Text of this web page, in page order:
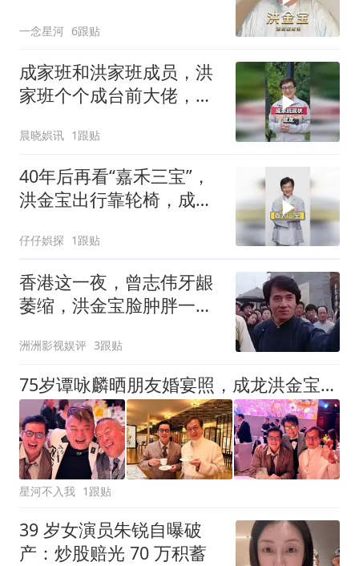
一念星河 6跟贴
成家班和洪家班成员，洪
家班个个成台前大佬，成
晨晓娯讯 1跟贴
40年后再看“嘉禾三宝”，
洪金宝出行靠轮椅，成龙
仔仔娯探 1跟贴
香港这一夜，曾志伟牙龈
萎缩，洪金宝脸肿胖一
洲洲影视娱评 3跟贴
75岁谭咏麟晒朋友婚宴照，成龙洪金宝苗侨伟齐聚，场面难得一见
星河不入我 1跟贴
39 岁女演员朱锐自曝破
产：炒股赔光 70 万积蓄